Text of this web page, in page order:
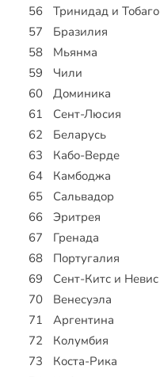
56
Тринидад и Тобаго
57
Бразилия
58
Мьянма
59
Чили
60
Доминика
61
Сент-Люсия
62
Беларусь
63
Кабо-Верде
64
Камбоджа
65
Сальвадор
66
Эритрея
67
Гренада
68
Португалия
69
Сент-Китс и Невис
70
Венесуэла
71
Аргентина
72
Колумбия
73
Коста-Рика